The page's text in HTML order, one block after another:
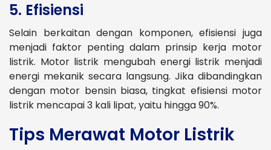
5. Efisiensi
Selain berkaitan dengan komponen, efisiensi juga
menjadi faktor penting dalam prinsip kerja motor
listrik. Motor listrik mengubah energi listrik menjadi
energi mekanik secara langsung. Jika dibandingkan
dengan motor bensin biasa, tingkat efisiensi motor
listrik mencapai 3 kali lipat, yaitu hingga 90%.
Tips Merawat Motor Listrik